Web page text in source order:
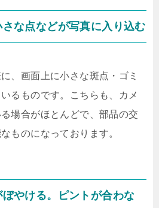
さな点などが写真に入り込む
、画面上に小さな斑点・ゴミ
るものです。こちらも、カメ
場合がほとんどで、部品の交
ものになっております。
ぼやける。ピントが合わな